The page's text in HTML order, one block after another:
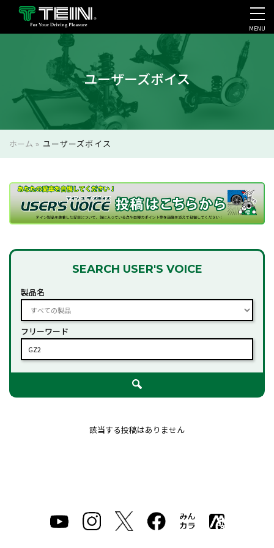
会社案内・採用・IR
MENU
ユーザーズボイス
ホーム » ユーザーズボイス
SEARCH USER'S VOICE
製品名
フリーワード
該当する投稿はありません